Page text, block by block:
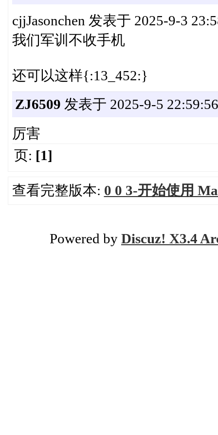
cjjJasonchen 发表于 2025-9-3
我们军训不收手机
还可以这样{:13_452:}
ZJ6509 发表于 2025-9-5 22:59:56
厉害
页: [1]
查看完整版本: 0 0 3-开始使用
Powered by Discuz! X3.4